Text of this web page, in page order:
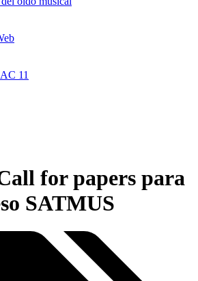
11
for papers para
SATMUS